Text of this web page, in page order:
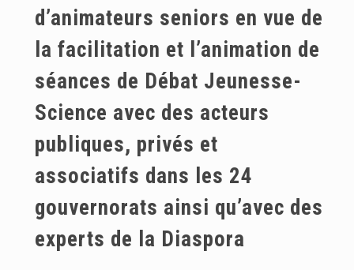
d’animateurs seniors en vue de
la facilitation et l’animation de
séances de Débat Jeunesse-
Science avec des acteurs
publiques, privés et
associatifs dans les 24
gouvernorats ainsi qu’avec des
experts de la Diaspora